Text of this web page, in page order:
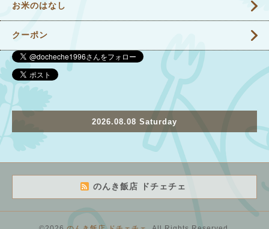
お米のはなし
クーポン
2026.08.08 Saturday
のんき飯店 ドチェチェ